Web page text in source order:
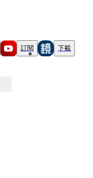
訂閱 下載